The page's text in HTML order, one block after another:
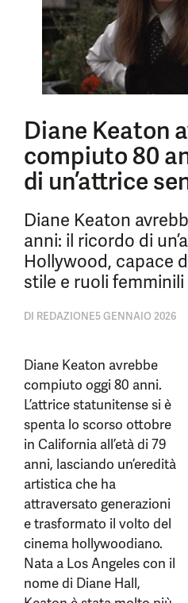
Diane Keaton
compiuto 80
di un’attrice
Diane Keaton
anni: il ricordo di
Hollywood, capace
stile e ruoli
DI REDAZIONE5 GENNAIO 2026
Diane Keaton avrebbe
compiuto oggi 80 anni.
L’attrice statunitense si è
spenta lo scorso ottobre
in California all’età di 79
anni, lasciando un’eredità
artistica che ha
attraversato generazioni
e trasformato il volto del
cinema hollywoodiano.
Nata a Los Angeles con il
nome di Diane Hall,